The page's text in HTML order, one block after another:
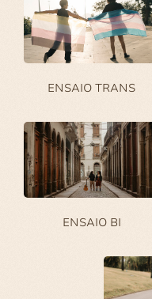
ENSAIO TRANS
ENSAIO BI